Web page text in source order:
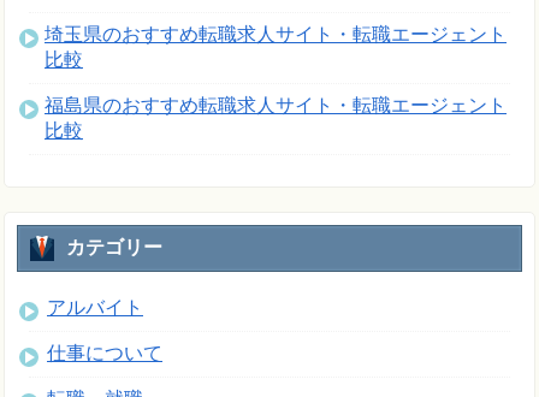
埼玉県のおすすめ転職求人サイト・転職エージェント
比較
福島県のおすすめ転職求人サイト・転職エージェント
比較
カテゴリー
アルバイト
仕事について